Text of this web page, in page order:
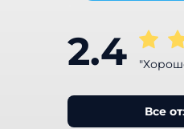
2.4
Все